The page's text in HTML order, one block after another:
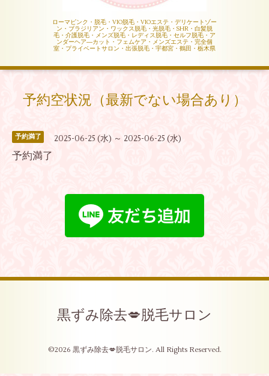
ローマピンク・脱毛・VIO脱毛・VIOエステ・デリケートゾー
ン・ブラジリアン・ワックス脱毛・光脱毛・SHR・白髪脱
毛・介護脱毛・メンズ脱毛・レディス脱毛・セルフ脱毛・ア
ンダーヘア―カット・フェムケア・メンズエステ・完全個
室・プライベートサロン・出張脱毛・宇都宮・鶴田・栃木県
予約空状況（最新でない場合あり）
予約満了 2025-06-25 (水) ～ 2025-06-25 (水)
予約満了
黒ずみ除去💋脱毛サロン
©2026 黒ずみ除去💋脱毛サロン. All Rights Reserved.